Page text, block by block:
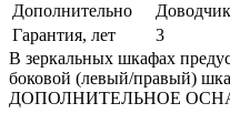
Дополнительно
Гарантия, лет
3
В зеркальных шкафах
боковой (левый/правый)
ДОПОЛНИТЕЛЬНОЕ